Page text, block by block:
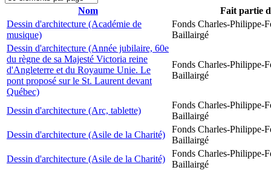
Nom
Fait partie
Dessin d'architecture (Académie de
musique)
Fonds Charles-Philippe-
Baillairgé
Dessin d'architecture (Année jubilaire, 60e
du règne de sa Majesté Victoria reine
d'Angleterre et du Royaume Unie. Le
pont proposé sur le St. Laurent devant
Québec)
Fonds Charles-Philippe-
Baillairgé
Dessin d'architecture (Arc, tablette)
Fonds Charles-Philippe-
Baillairgé
Dessin d'architecture (Asile de la Charité)
Fonds Charles-Philippe-
Baillairgé
Dessin d'architecture (Asile de la Charité)
Fonds Charles-Philippe-
Baillairgé